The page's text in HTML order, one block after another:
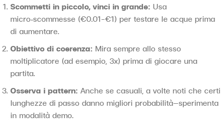
Scommetti in piccolo, vinci in grande: Usa
micro‑scommesse (€0.01–€1) per testare le acque prima
di aumentare.
Obiettivo di coerenza: Mira sempre allo stesso
moltiplicatore (ad esempio, 3x) prima di giocare una
partita.
Osserva i pattern: Anche se casuali, a volte noti che certi
lunghezze di passo danno migliori probabilità—sperimenta
in modalità demo.